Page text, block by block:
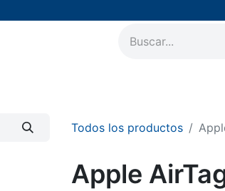
Todos los productos
Apple